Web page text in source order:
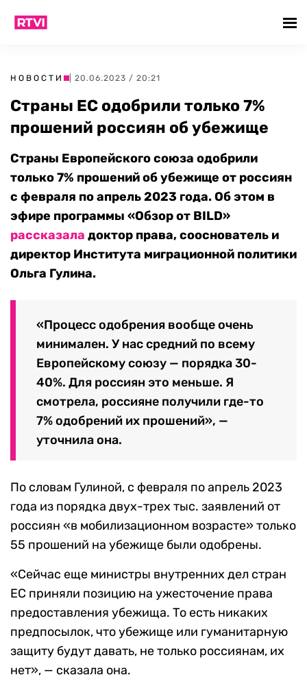
НОВОСТИ | 20.06.2023 / 20:21
Страны ЕС одобрили только 7%
прошений россиян об убежище
Страны Европейского союза одобрили
только 7% прошений об убежище от россиян
с февраля по апрель 2023 года. Об этом в
эфире программы «Обзор от BILD»
рассказала доктор права, сооснователь и
директор Института миграционной политики
Ольга Гулина.
«Процесс одобрения вообще очень
минимален. У нас средний по всему
Европейскому союзу — порядка 30-
40%. Для россиян это меньше. Я
смотрела, россияне получили где-то
7% одобрений их прошений», —
уточнила она.
По словам Гулиной, с февраля по апрель 2023
года из порядка двух-трех тыс. заявлений от
россиян «в мобилизационном возрасте» только
55 прошений на убежище были одобрены.
«Сейчас еще министры внутренних дел стран
ЕС приняли позицию на ужесточение права
предоставления убежища. То есть никаких
предпосылок, что убежище или гуманитарную
защиту будут давать, не только россиянам, их
нет», — сказала она.